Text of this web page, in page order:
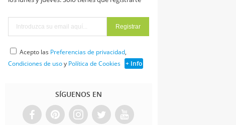
Acepto las Preferencias de privacidad,
Condiciones de usoy Política de Cookies + Info
SÍGUENOS EN